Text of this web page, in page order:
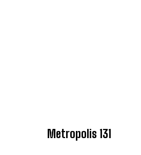
Metropolis 131